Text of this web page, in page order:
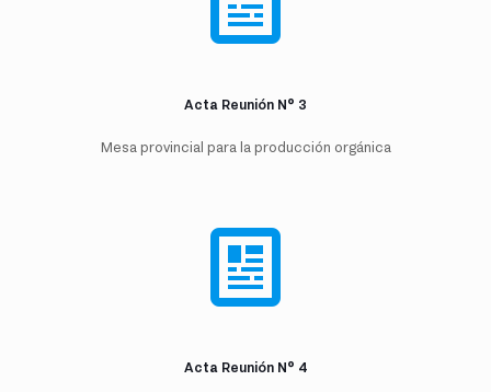
Acta Reunión N° 3
Mesa provincial para la producción orgánica
Acta Reunión N° 4